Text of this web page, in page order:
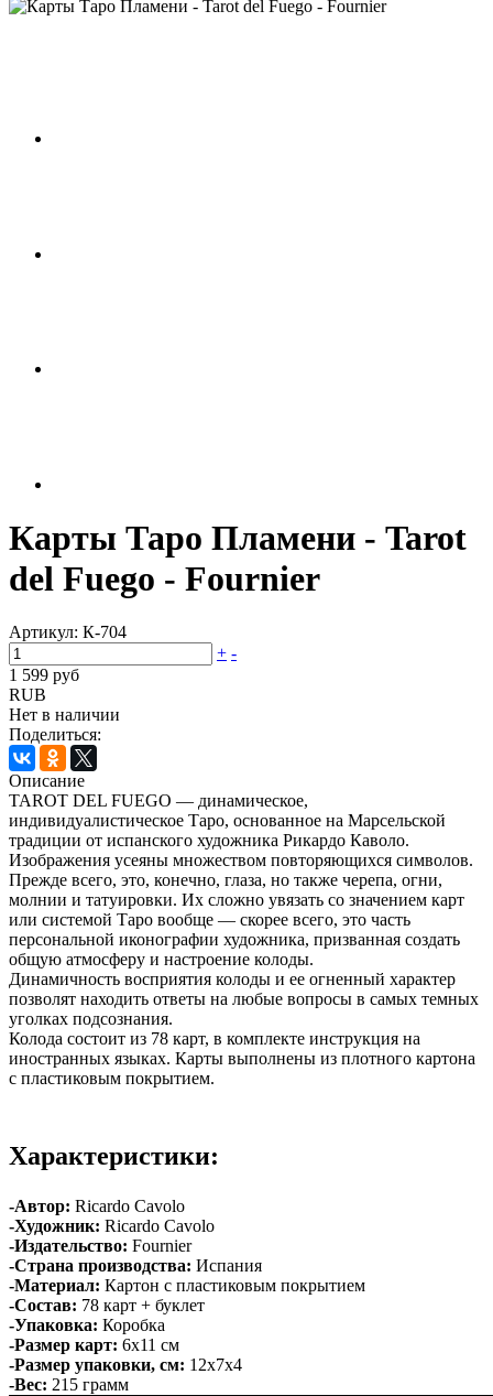
Карты Таро Пламени - Tarot
del Fuego - Fournier
Артикул: К-704
+ -
1 599 руб
RUB
Нет в наличии
Поделиться:
Описание
TAROT DEL FUEGO — динамическое,
индивидуалистическое Таро, основанное на Марсельской
традиции от испанского художника Рикардо Каволо.
Изображения усеяны множеством повторяющихся символов.
Прежде всего, это, конечно, глаза, но также черепа, огни,
молнии и татуировки. Их сложно увязать со значением карт
или системой Таро вообще — скорее всего, это часть
персональной иконографии художника, призванная создать
общую атмосферу и настроение колоды.
Динамичность восприятия колоды и ее огненный характер
позволят находить ответы на любые вопросы в самых темных
уголках подсознания.
Колода состоит из 78 карт, в комплекте инструкция на
иностранных языках. Карты выполнены из плотного картона
с пластиковым покрытием.
Характеристики:
-Автор: Ricardo Cavolo
-Художник: Ricardo Cavolo
-Издательство: Fournier
-Страна производства: Испания
-Материал: Картон с пластиковым покрытием
-Состав: 78 карт + буклет
-Упаковка: Коробка
-Размер карт: 6х11 см
-Размер упаковки, см: 12х7х4
-Вес: 215 грамм